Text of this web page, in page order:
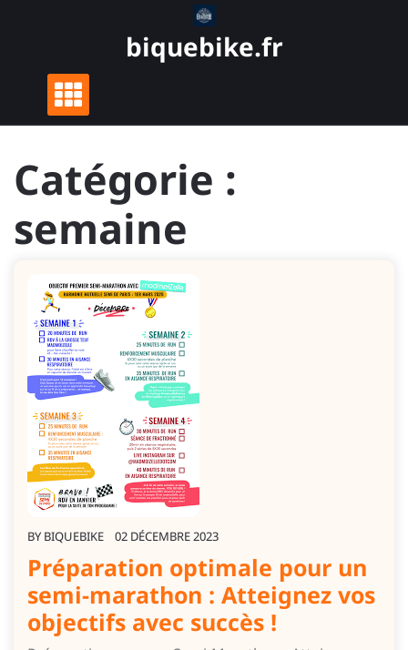
biquebike.fr
Catégorie :
semaine
BY BIQUEBIKE 02 DÉCEMBRE 2023
Préparation optimale pour un
semi-marathon : Atteignez vos
objectifs avec succès !